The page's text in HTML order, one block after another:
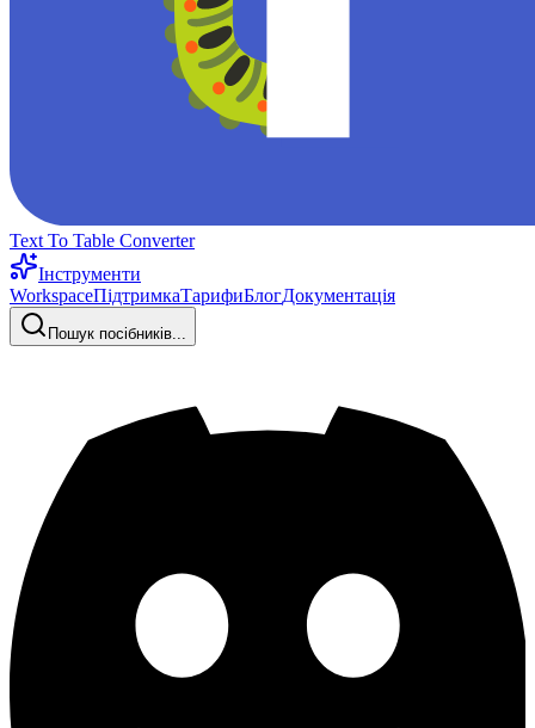
Text To Table Converter
Інструменти
WorkspaceПідтримкаТарифиБлогДокументація
Пошук посібників...